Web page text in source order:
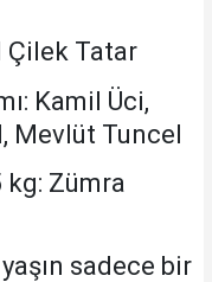
Çilek Tatar
Kamil Üci,
Mevlüt Tuncel
kg: Zümra
sadece bir